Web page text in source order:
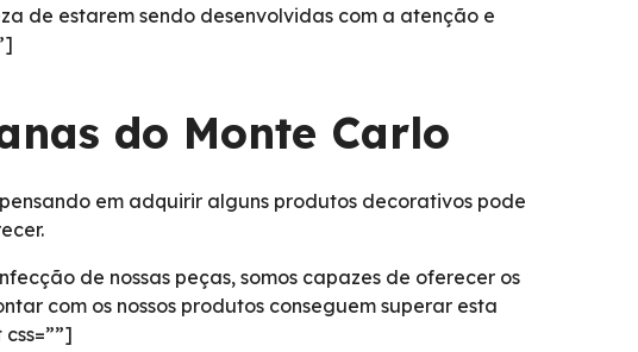
de estarem sendo desenvolvidas com a atenção e
do Monte Carlo
em adquirir alguns produtos decorativos pode
de nossas peças, somos capazes de oferecer os
com os nossos produtos conseguem superar esta